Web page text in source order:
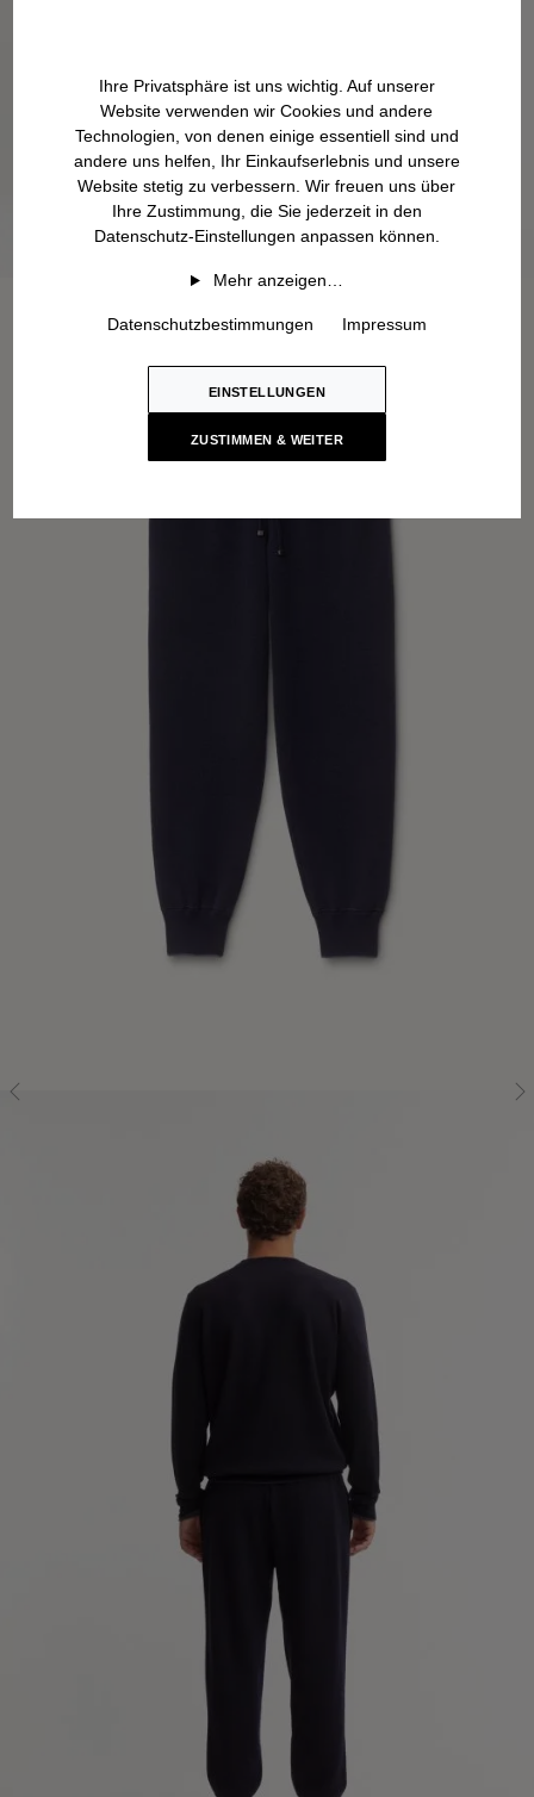
Ihre Privatsphäre ist uns wichtig. Auf unserer
Website verwenden wir Cookies und andere
Technologien, von denen einige essentiell sind und
andere uns helfen, Ihr Einkaufserlebnis und unsere
Website stetig zu verbessern. Wir freuen uns über
Ihre Zustimmung, die Sie jederzeit in den
Datenschutz-Einstellungen anpassen können.
Mehr anzeigen…
Datenschutzbestimmungen Impressum
EINSTELLUNGEN
ZUSTIMMEN & WEITER